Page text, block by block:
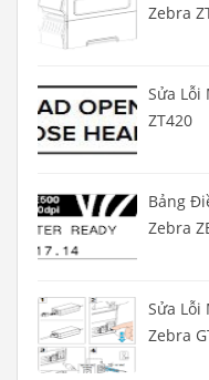
Zebra
Sửa Lỗi
ZT420
Bảng
Zebra
Sửa Lỗi
Zebra